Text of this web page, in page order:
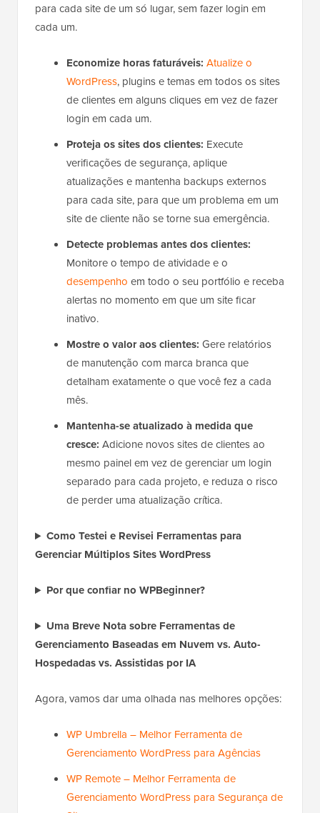
para cada site de um só lugar, sem fazer login em
cada um.
Economize horas faturáveis: Atualize o
WordPress, plugins e temas em todos os sites
de clientes em alguns cliques em vez de fazer
login em cada um.
Proteja os sites dos clientes: Execute
verificações de segurança, aplique
atualizações e mantenha backups externos
para cada site, para que um problema em um
site de cliente não se torne sua emergência.
Detecte problemas antes dos clientes:
Monitore o tempo de atividade e o
desempenho em todo o seu portfólio e receba
alertas no momento em que um site ficar
inativo.
Mostre o valor aos clientes: Gere relatórios
de manutenção com marca branca que
detalham exatamente o que você fez a cada
mês.
Mantenha-se atualizado à medida que
cresce: Adicione novos sites de clientes ao
mesmo painel em vez de gerenciar um login
separado para cada projeto, e reduza o risco
de perder uma atualização crítica.
Como Testei e Revisei Ferramentas para
Gerenciar Múltiplos Sites WordPress
Por que confiar no WPBeginner?
Uma Breve Nota sobre Ferramentas de
Gerenciamento Baseadas em Nuvem vs. Auto-
Hospedadas vs. Assistidas por IA
Agora, vamos dar uma olhada nas melhores opções:
WP Umbrella – Melhor Ferramenta de
Gerenciamento WordPress para Agências
WP Remote – Melhor Ferramenta de
Gerenciamento WordPress para Segurança de